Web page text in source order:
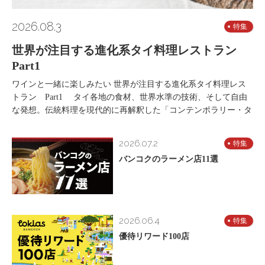
2026.08.3 特集
世界が注目する進化系タイ料理レストラン
Part1
ワインと一緒に楽しみたい 世界が注目する進化系タイ料理レス
トラン Part1 タイ各地の食材、世界水準の技術、そして自由
な発想。伝統料理を現代的に再解釈した「コンテンポラリー・タ
2026.07.2 特集
バンコクのラーメン店11選
2026.06.4 特集
優待リワード100店